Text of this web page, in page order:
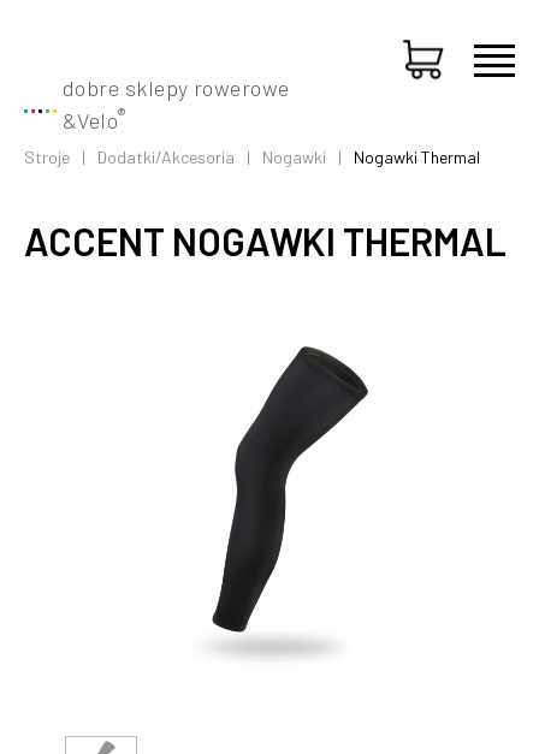
dobre sklepy rowerowe
&Velo®
Stroje Dodatki/Akcesoria Nogawki Nogawki Thermal
ACCENT NOGAWKI THERMAL